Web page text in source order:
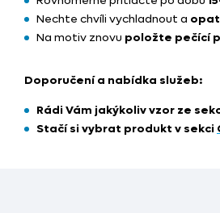
Nechte chvíli vychladnout a
Na motiv znovu položte pečící
Doporučení a nabídka služeb:
Rádi Vám jakýkoliv vzor ze
Stačí si vybrat produkt v sekci